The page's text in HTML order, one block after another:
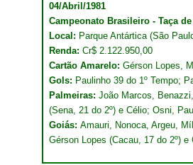
04/Abril/1981
Campeonato Brasileiro - Taça de
Local: Parque Antártica (São
Renda: Cr$ 2.122.950,00
Cartão Amarelo: Gérson Lopes,
Gols: Paulinho 39 do 1º Tempo;
Palmeiras: João Marcos,
(Sena, 21 do 2º) e Célio; Osni,
Goiás: Amauri, Nonoca, Argeu,
Gérson Lopes (Cacau, 17 do 2º) e